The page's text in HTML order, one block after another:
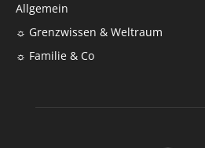
Allgemein
☼ Grenzwissen & Weltraum
☼ Familie & Co